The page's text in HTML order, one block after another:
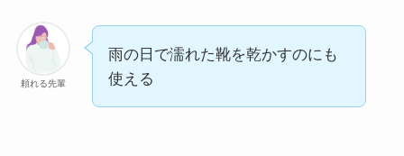
頼れる先輩
雨の日で濡れた靴を乾かすのにも
使える